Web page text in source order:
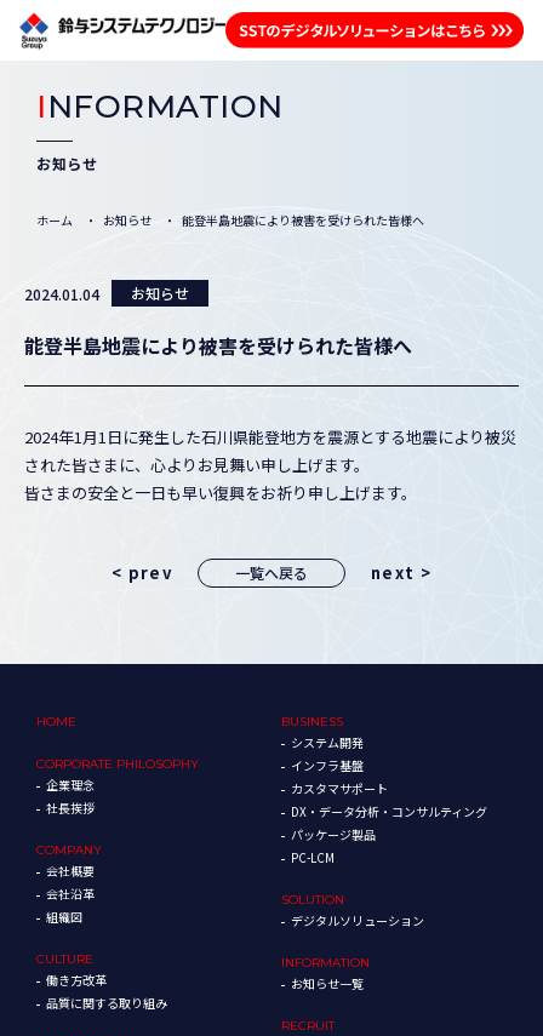
INFORMATION
お知らせ
ホーム お知らせ 能登半島地震により被害を受けられた皆様へ
2024.01.04 お知らせ
能登半島地震により被害を受けられた皆様へ
2024年1月1日に発生した石川県能登地方を震源とする地震により被災
された皆さまに、心よりお見舞い申し上げます。
皆さまの安全と一日も早い復興をお祈り申し上げます。
< prev 一覧へ戻る next >
HOME
CORPORATE PHILOSOPHY
企業理念
社長挨拶
COMPANY
会社概要
会社沿革
組織図
CULTURE
働き方改革
品質に関する取り組み
BUSINESS
システム開発
インフラ基盤
カスタマサポート
DX・データ分析・コンサルティング
パッケージ製品
PC-LCM
SOLUTION
デジタルソリューション
INFORMATION
お知らせ一覧
RECRUIT